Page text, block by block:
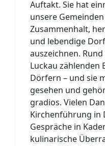
Auftakt. Sie hat
unsere
Zusammenhalt,
und lebendige
auszeichnen.
Luckau zählenden
Dörfern – und sie
gesehen und
gradios. Vielen
Kirchenführung in
Gespräche in
kulinarische